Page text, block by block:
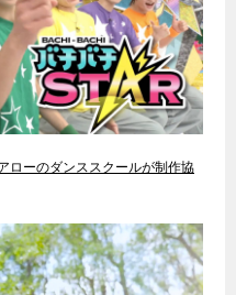
ローのダンススクールが制作協